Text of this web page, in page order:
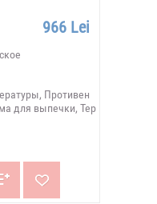
966 Lei
Противен
для выпечки, Тер